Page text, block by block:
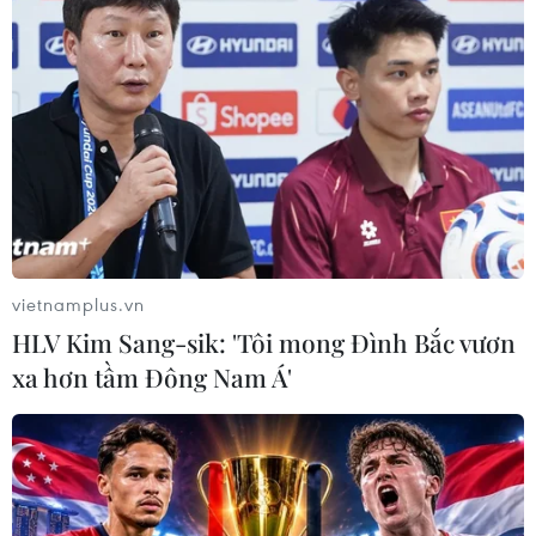
nghiệp
Bên cạnh hợp tác trong thúc đẩy thương mại
nông sản, Thứ trưởng Lê Quốc Doanh cũng
nhấn mạnh đến hợp tác về khoa học kỹ thuật
nông nghiệp trong cuộc gặp Thứ trưởng
Hafemaister của Bộ Nông nghiệp Hoa Kỳ.
Thứ trưởng Lê Quốc Doanh hội đàm với Chủ tịch Ủy ban
thương mại quốc tế Hoa Kỳ Jason Kearns. (Ảnh: Vietnam+)
vietnamplus.vn
HLV Kim Sang-sik: 'Tôi mong Đình Bắc vươn
xa hơn tầm Đông Nam Á'